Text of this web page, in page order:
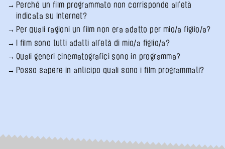
Perché un film programmato non corrisponde all’età
indicata su Internet?
Per quali ragioni un film non era adatto per mio/a figlio/a?
I film sono tutti adatti all’età di mio/a figlio/a?
Quali generi cinematografici sono in programma?
Posso sapere in anticipo quali sono i film programmati?